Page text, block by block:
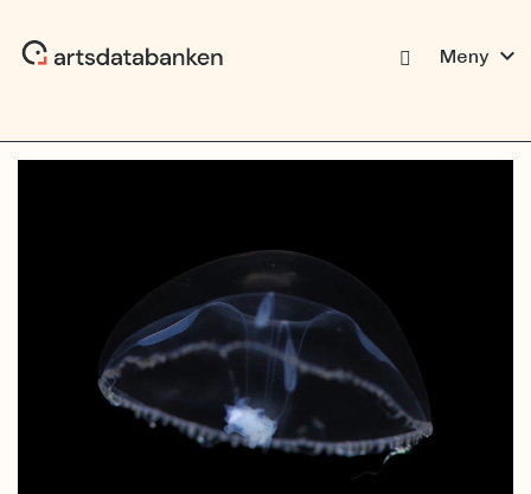
Meny expand_more